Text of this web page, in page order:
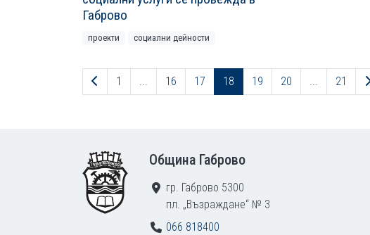
Габрово
проекти социални дейности
Предходна страница
1 ... 16 17 18 19 20 ... 21
Община Габрово
гр. Габрово 5300
пл. „Възраждане“ № 3
066 818400